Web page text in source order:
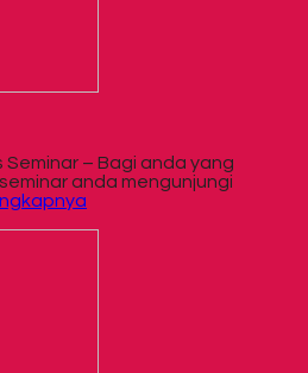
Seminar – Bagi anda yang
anda mengunjungi